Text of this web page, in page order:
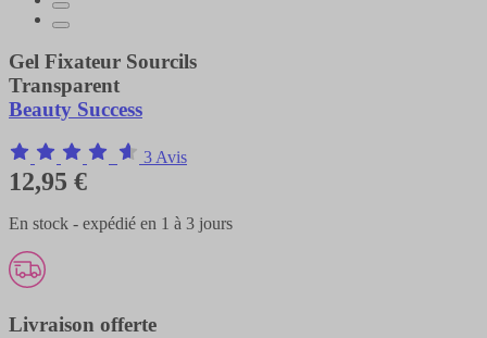
Gel Fixateur Sourcils
Transparent
Beauty Success
3 Avis
12,95 €
En stock - expédié en 1 à 3 jours
Livraison offerte